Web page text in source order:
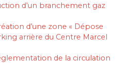
d’un branchement gaz
d’une zone « Dépose
arrière du Centre Marcel
de la circulation